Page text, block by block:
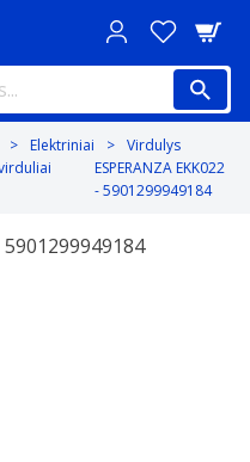
Elektriniai
Virdulys
ESPERANZA EKK022
- 5901299949184
5901299949184